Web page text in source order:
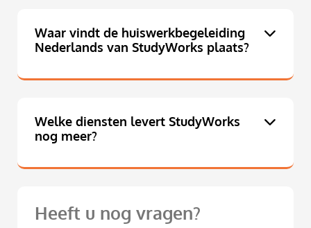
Waar vindt de huiswerkbegeleiding
Nederlands van StudyWorks plaats?
Welke diensten levert StudyWorks
nog meer?
Heeft u nog vragen?